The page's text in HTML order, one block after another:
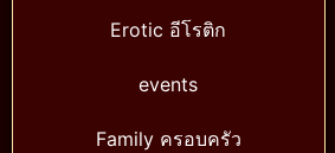
Erotic อีโรติก
events
Family ครอบครัว